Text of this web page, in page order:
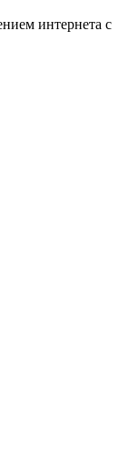
интернета с